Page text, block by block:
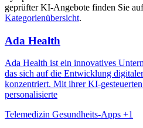
geprüfter KI-Angebote finden Sie
Kategorienübersicht.
Ada Health
Ada Health ist ein innovatives
das sich auf die Entwicklung
konzentriert. Mit ihrer KI-
personalisierte
Telemedizin Gesundheits-Apps +1